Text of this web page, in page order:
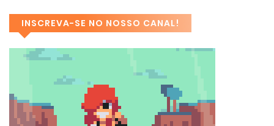
INSCREVA-SE NO NOSSO CANAL!